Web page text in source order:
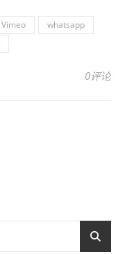
Vimeo
whatsapp
0评论